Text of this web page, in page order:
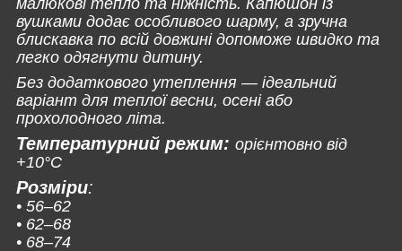
вушками додає особливого шарму, а зручна
блискавка по всій довжині допоможе швидко та
легко одягнути дитину.
Без додаткового утеплення — ідеальний
варіант для теплої весни, осені або
прохолодного літа.
Температурний режим: орієнтовно від
+10°C
Розміри:
• 56–62
• 62–68
• 68–74